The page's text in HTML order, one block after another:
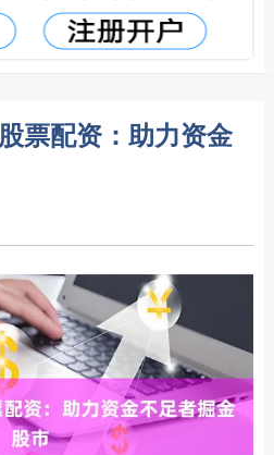
票配资：助力资金